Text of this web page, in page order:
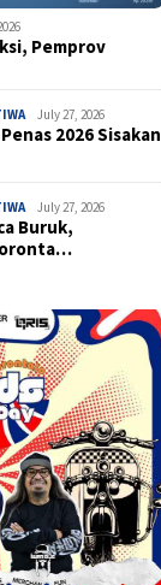
Pemprov
July 27, 2026
2026 Sisakan
July 27, 2026
Buruk,